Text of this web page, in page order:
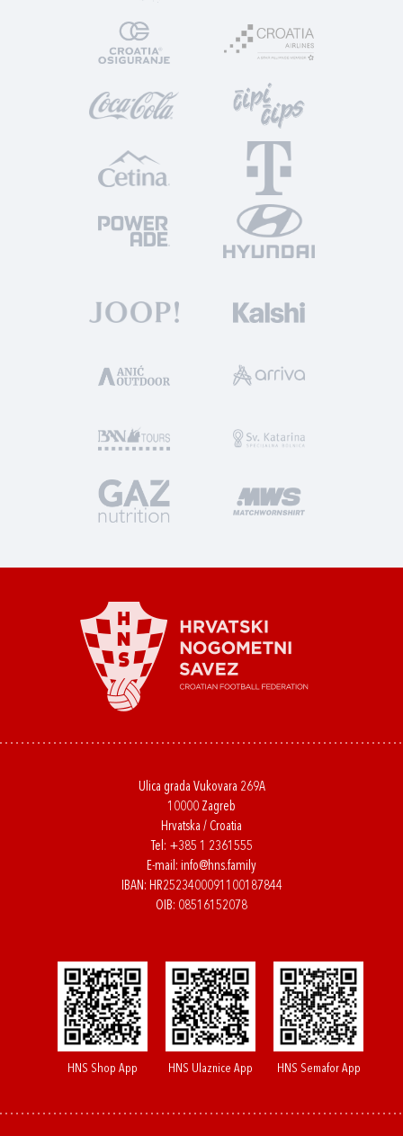
Ulica grada Vukovara 269A
10000 Zagreb
Hrvatska / Croatia
Tel: +385 1 2361555
E-mail: info@hns.family
IBAN: HR2523400091100187844
OIB: 08516152078
HNS Shop App HNS Ulaznice App HNS Semafor App